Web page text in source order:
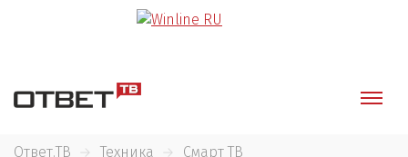
Ответ.ТВ Техника Смарт ТВ